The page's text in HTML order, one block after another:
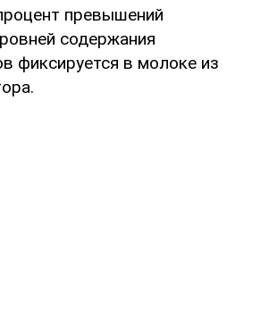
превышений
содержания
фиксируется в молоке из